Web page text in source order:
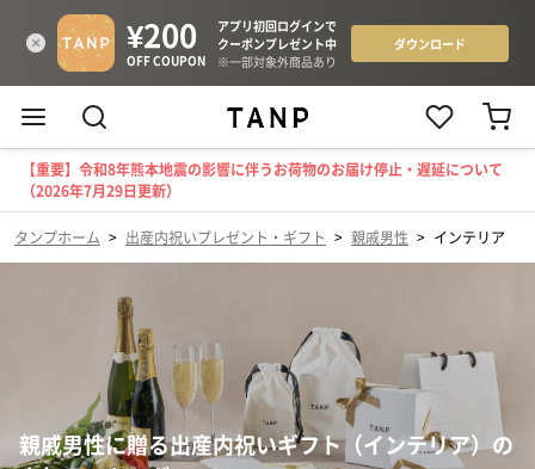
【重要】令和8年熊本地震の影響に伴うお荷物のお届け停止・遅延について
（2026年7月29日更新）
タンプホーム > 出産内祝いプレゼント・ギフト > 親戚男性 > インテリア
親戚男性に贈る出産内祝いギフト（インテリア）の